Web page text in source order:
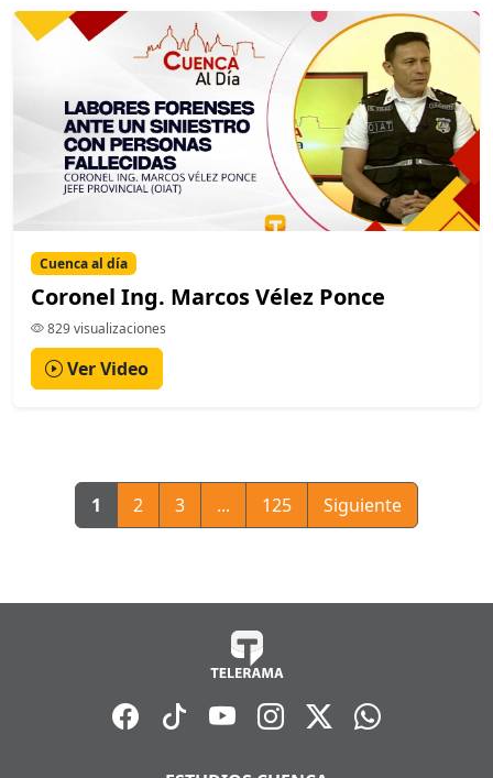
Cuenca al día
Coronel Ing. Marcos Vélez Ponce
829 visualizaciones
Ver Video
1 2 3 ... 125 Siguiente